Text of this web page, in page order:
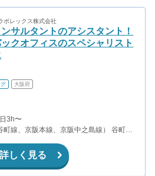
ボレックス株式会社
ンサルタントのアシスタント！
クオフィスのスペシャリスト
大阪府
3h〜
町線、京阪本線、京阪中之島線） 谷町四
詳しく見る